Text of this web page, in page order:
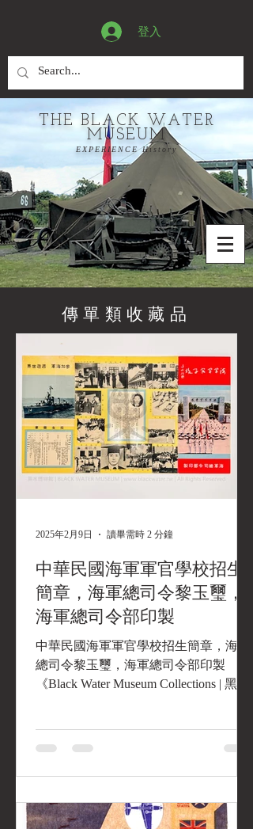
登入
THE BLACK WATER
MUSEUM
EXPERIENCE History
傳單類收藏品
中華民國海軍軍官學校招生
簡章，海軍總司令黎玉璽，
海軍總司令部印製
中華民國海軍軍官學校招生簡章，海軍
總司令黎玉璽，海軍總司令部印製
《Black Water Museum Collections | 黑水
2025年2月9日 讀畢需時 2 分鐘